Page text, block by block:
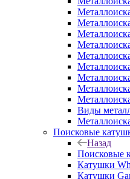
Виды
Поисковые
Назад
Поисковые
Катушки
Катушки